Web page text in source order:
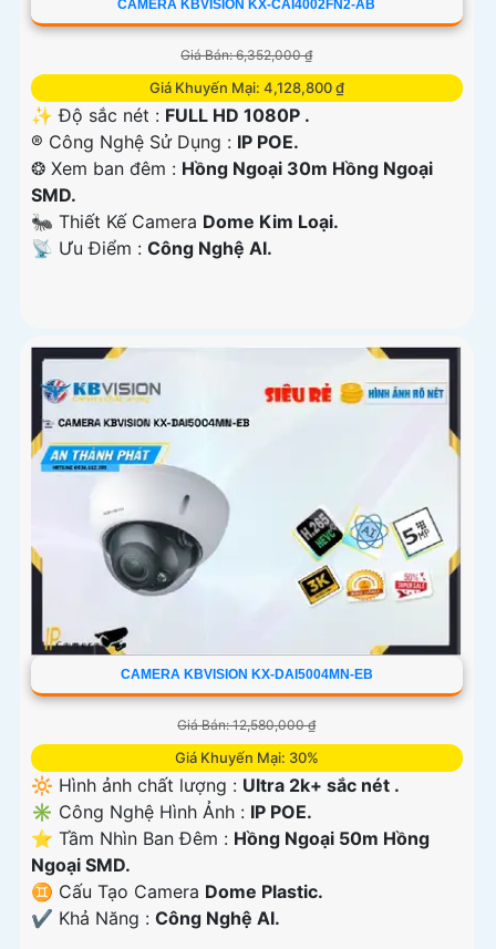
CAMERA KBVISION KX-CAI4002FN2-AB
Giá Bán: 6,352,000 ₫
Giá Khuyến Mại: 4,128,800 ₫
✨ Độ sắc nét : FULL HD 1080P .
®️ Công Nghệ Sử Dụng : IP POE.
❂ Xem ban đêm : Hồng Ngoại 30m Hồng Ngoại
SMD.
🐜 Thiết Kế Camera Dome Kim Loại.
️📡 Ưu Điểm : Công Nghệ AI.
CAMERA KBVISION KX-DAI5004MN-EB
Giá Bán: 12,580,000 ₫
Giá Khuyến Mại: 30%
🔆 Hình ảnh chất lượng : Ultra 2k+ sắc nét .
✳️ Công Nghệ Hình Ảnh : IP POE.
⭐ Tầm Nhìn Ban Đêm : Hồng Ngoại 50m Hồng
Ngoại SMD.
♊ Cấu Tạo Camera Dome Plastic.
️✔️ Khả Năng : Công Nghệ AI.